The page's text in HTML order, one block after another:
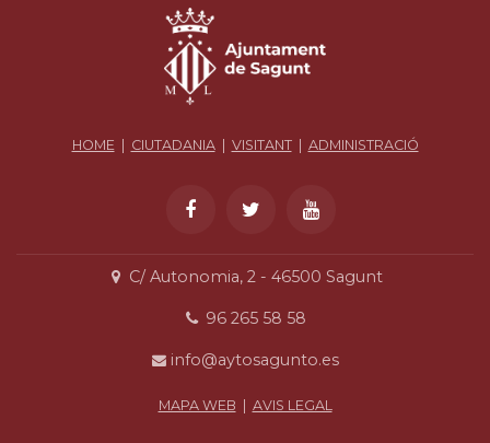
HOME | CIUTADANIA| VISITANT| ADMINISTRACIÓ
C/ Autonomia, 2 - 46500 Sagunt
96 265 58 58
info@aytosagunto.es
MAPA WEB AVIS LEGAL